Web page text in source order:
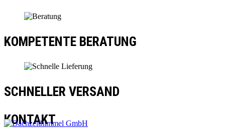
KOMPETENTE BERATUNG
SCHNELLER VERSAND
KONTAKT